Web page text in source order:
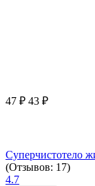
47 ₽ 43 ₽
Суперчистотело
(Отзывов: 17)
4.7